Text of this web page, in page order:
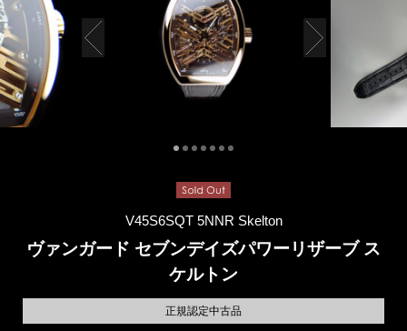
V45S6SQT 5NNR Skelton
ヴァンガード セブンデイズパワーリザーブ ス
ケルトン
正規認定中古品